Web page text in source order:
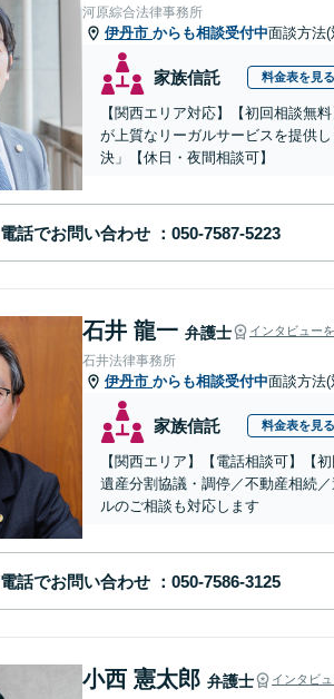
河原綜合法律事務所
伊丹市 からも相談受付中面談方法
家族信託 料金表を見る
【関西エリア対応】【初回相談無
が上質なリーガルサービスを提供
決」【休日・夜間相談可】
電話でお問い合わせ
石井 龍一 弁護士 インタビュー
石井法律事務所
伊丹市 からも相談受付中面談方法
家族信託 料金表を見る
【関西エリア】【電話相談可】【
遺産分割協議・調停／不動産相続
ルのご相談も対応します
電話でお問い合わせ
小西 憲太郎 弁護士 インタビ